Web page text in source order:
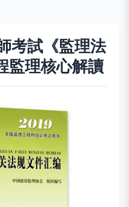
考試《監理法
監理核心解讀